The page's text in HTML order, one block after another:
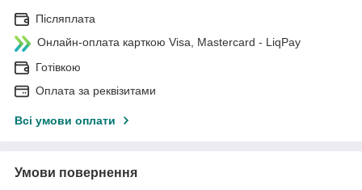
Післяплата
Онлайн-оплата карткою Visa, Mastercard - LiqPay
Готівкою
Оплата за реквізитами
Всі умови оплати
Умови повернення